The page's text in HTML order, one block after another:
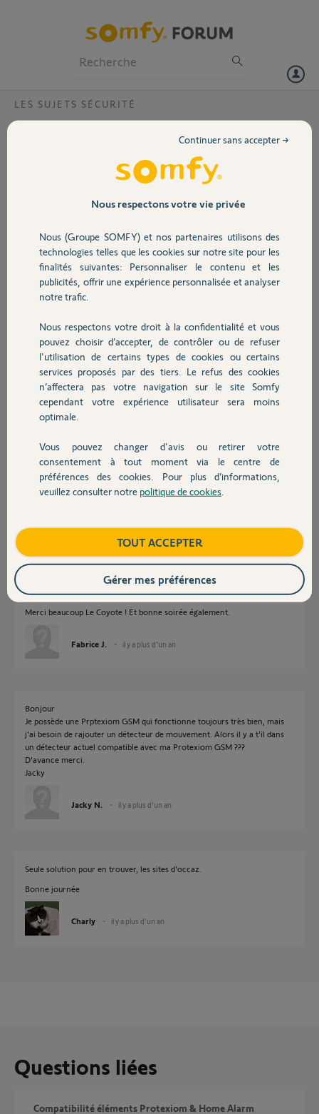
Volet
Sécurité
Domotique
Chauffage
Autres produits
Devis avec un pro
Contact
LES SUJETS SÉCURITÉ
Compatibilité protexiom 70 avec certains
J'ai actuellement une ancienne alarme protexiom 70 (achetée en
2004), et j'aimerais savoir si des détecteurs de mouvement, des
sirène extérieure provenant d'un pack protexiom 600 seraient
compatibles avec mon équipement.
Ces éléments ont le même aspect que les miens (sur une photo du
bon coin) mais cela n'est sans doute pas suffisant..
Bien cordialement
Fabrice J.
il y a plus d'un an
Participer au fil de discussion
Réponses
Tout est compatible sauf la sirène.
il y a plus d'un an
Merci beaucoup Le Coyote ! Et bonne soirée également.
Fabrice J. il y a plus d'un an
Bonjour
Je possède une Prptexiom GSM qui fonctionne toujours très bien, mais
j'ai besoin de rajouter un détecteur de mouvement. Alors il y a t'il dans
un détecteur actuel compatible avec ma Protexiom GSM ???
D'avance merci.
Jacky
Jacky N. il y a plus d'un an
Seule solution pour en trouver, les sites d'occaz.
Bonne journée
Charly il y a plus d'un an
Questions liées
Compatibilité éléments Protexiom & Home Alarm
Nous respectons votre vie privée
Nous (Groupe SOMFY) et nos partenaires utilisons des
technologies telles que les cookies sur notre site pour les
finalités suivantes: Personnaliser le contenu et les
publicités, offrir une expérience personnalisée et analyser
notre trafic.
Nous respectons votre droit à la confidentialité et vous
pouvez choisir d’accepter, de contrôler ou de refuser
l'utilisation de certains types de cookies ou certains
services proposés par des tiers. Le refus des cookies
n’affectera pas votre navigation sur le site Somfy
cependant votre expérience utilisateur sera moins
optimale.
Vous pouvez changer d'avis ou retirer votre
consentement à tout moment via le centre de
préférences des cookies. Pour plus d’informations,
veuillez consulter notre politique de cookies
Continuer sans accepter →
TOUT ACCEPTER
Gérer mes préférences